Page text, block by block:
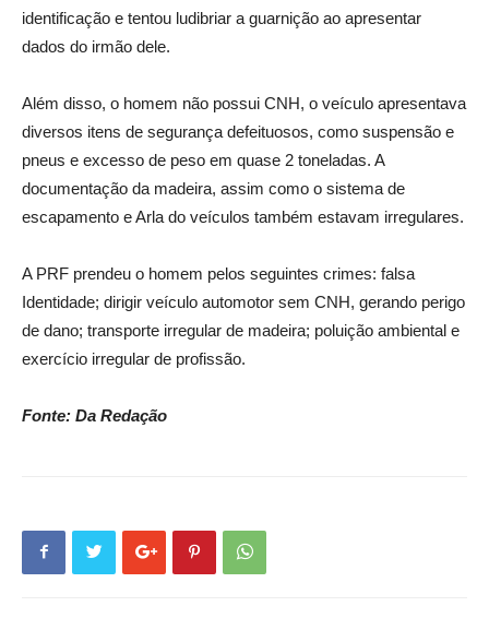
identificação e tentou ludibriar a guarnição ao apresentar
dados do irmão dele.
Além disso, o homem não possui CNH, o veículo apresentava
diversos itens de segurança defeituosos, como suspensão e
pneus e excesso de peso em quase 2 toneladas. A
documentação da madeira, assim como o sistema de
escapamento e Arla do veículos também estavam irregulares.
A PRF prendeu o homem pelos seguintes crimes: falsa
Identidade; dirigir veículo automotor sem CNH, gerando perigo
de dano; transporte irregular de madeira; poluição ambiental e
exercício irregular de profissão.
Fonte: Da Redação